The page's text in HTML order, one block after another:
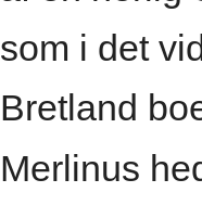
som i det
Bretland
Merlinus